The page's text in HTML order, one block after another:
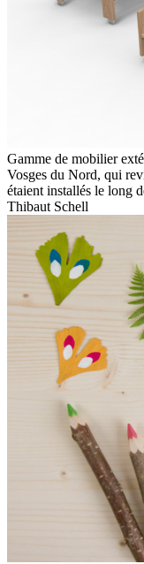
Gamme de mobilier
Vosges du Nord, qui
étaient installés le long
Thibaut Schell